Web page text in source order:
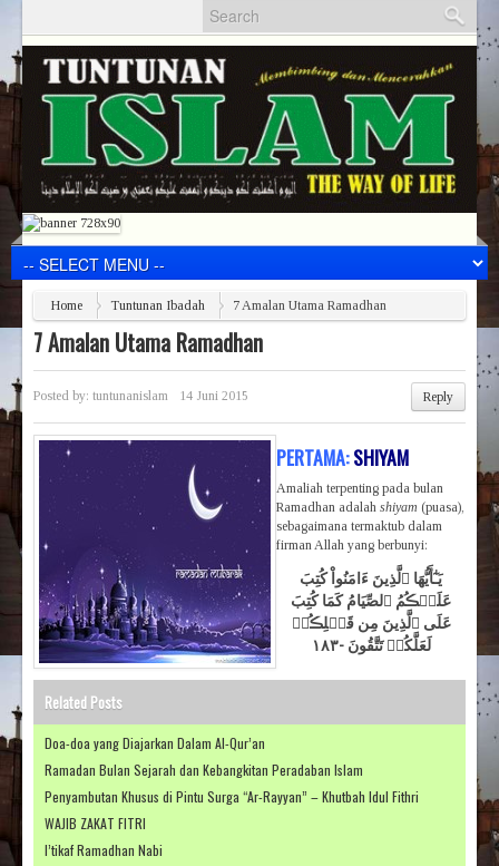
Home Tuntunan Ibadah 7 Amalan Utama Ramadhan
7 Amalan Utama Ramadhan
Posted by: tuntunanislam 14 Juni 2015 Reply
Related Posts
Doa-doa yang Diajarkan Dalam Al-Qur’an
Ramadan Bulan Sejarah dan Kebangkitan Peradaban Islam
Penyambutan Khusus di Pintu Surga “Ar-Rayyan” – Khutbah Idul Fithri
WAJIB ZAKAT FITRI
I’tikaf Ramadhan Nabi
PERTAMA:SHIYAM
Amaliah terpenting pada bulan
Ramadhan adalah shiyam (puasa),
sebagaimana termaktub dalam
firman Allah yang berbunyi:
يَـٰٓأَيُّهَا ٱلَّذِينَ ءَامَنُواْ كُتِبَ
عَلَيۡڪُمُ ٱلصِّيَامُ كَمَا كُتِبَ
عَلَى ٱلَّذِينَ مِن قَبۡلِڪُمۡ
لَعَلَّكُمۡ تَتَّقُونَ -١٨٣